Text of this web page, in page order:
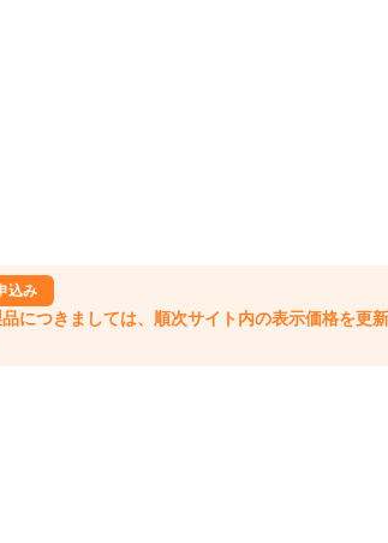
込み
つきましては、順次サイト内の表示価格を更新